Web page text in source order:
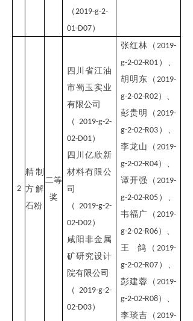
（2019-g-2-
01-D07）
2
精制
方解
石粉
二等
奖
四川省江油
市蜀玉实业
有限公司
（ 2019-g-2-
02-D01）
四川亿欣新
材料有限公
司
（ 2019-g-2-
02-D02）
咸阳非金属
矿研究设计
院有限公司
（ 2019-g-2-
02-D03）
张红林（ 2019-
g-2-02-R01 ） 、
胡明东（ 2019-
g-2-02-R02） 、
彭贵明（ 2019-
g-2-02-R03 ） 、
李龙山（ 2019-
g-2-02-R04） 、
谭开强（ 2019-
g-2-02-R05 ） 、
韦福广（ 2019-
g-2-02-R06） 、
王 鸽（ 2019-
g-2-02-R07 ） 、
彭建蓉（ 2019-
g-2-02-R08）、
李琰吉（ 2019-